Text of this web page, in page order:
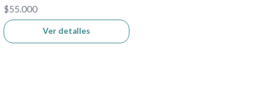
$55.000
Ver detalles